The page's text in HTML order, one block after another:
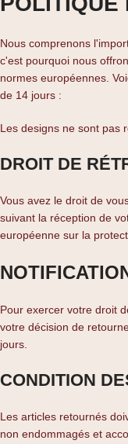
Nous comprenons
c'est pourquoi nous
normes européennes.
de 14 jours :
Les designs ne sont pas
DROIT DE
Vous avez le droit de
suivant la réception de
européenne sur la
Pour exercer votre droit
votre décision de
jours.
CONDITION
Les articles retournés
non endommagés et